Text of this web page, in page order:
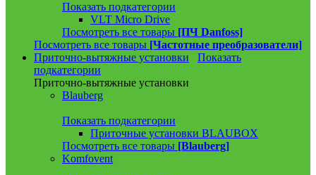
Показать подкатегории
VLT Micro Drive
Посмотреть все товары [ПЧ Danfoss]
Посмотреть все товары [Частотные преобразователи]
Приточно-вытяжные установки
Показать
подкатегории
Приточно-вытяжные установки
Blauberg
Показать подкатегории
Приточные установки BLAUBOX
Посмотреть все товары [Blauberg]
Komfovent